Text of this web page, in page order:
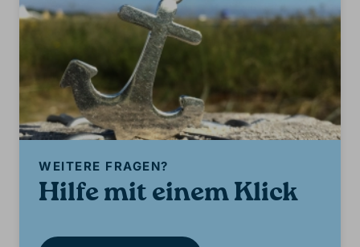
WEITERE FRAGEN?
Hilfe mit einem Klick